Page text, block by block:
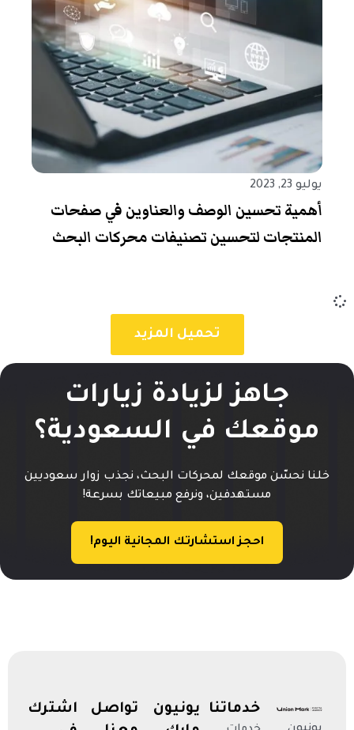
يوليو 23, 2023
أهمية تحسين الوصف والعناوين في صفحات
المنتجات لتحسين تصنيفات محركات البحث
تحميل المزيد
جاهز لزيادة زيارات
موقعك في السعودية؟
خلنا نحسّن موقعك لمحركات البحث، نجذب زوار سعوديين
مستهدفين، ونرفع مبيعاتك بسرعة!
احجز استشارتك المجانية اليوم!
خدماتنا
يونيون
تواصل
اشترك